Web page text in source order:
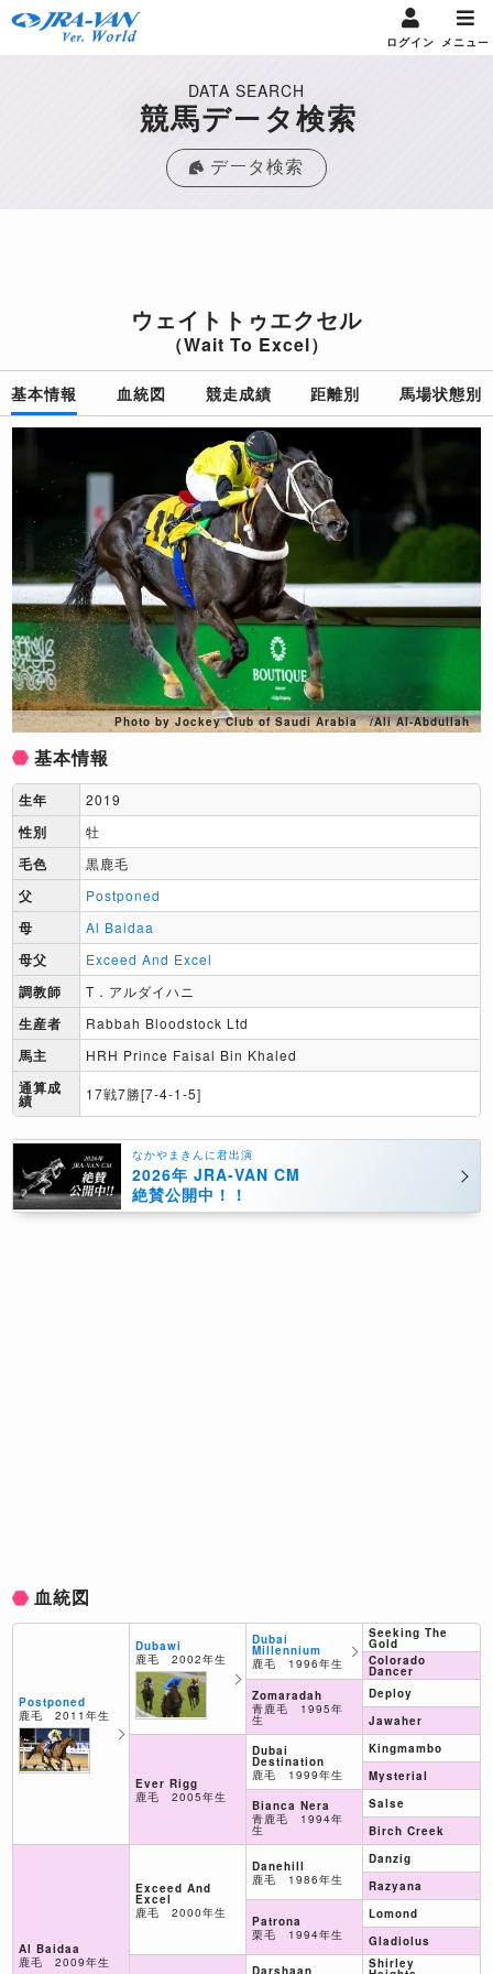
ログイン メニュー
DATA SEARCH
競馬データ検索
データ検索
ウェイトトゥエクセル
（Wait To Excel）
基本情報 血統図 競走成績 距離別 馬場状態別
Photo by Jockey Club of Saudi Arabia /Ali Al-Abdullah
基本情報
生年 2019
性別 牡
毛色 黒鹿毛
父 Postponed
母 Al Baidaa
母父 Exceed And Excel
調教師 T．アルダイハニ
生産者 Rabbah Bloodstock Ltd
馬主 HRH Prince Faisal Bin Khaled
通算成
績 17戦7勝[7-4-1-5]
なかやまきんに君出演
2026年 JRA-VAN CM
絶賛公開中！！
血統図
Postponed
鹿毛 2011年生
Al Baidaa
鹿毛 2009年生
Dubawi
鹿毛 2002年生
Ever Rigg
鹿毛 2005年生
Exceed And
Excel
鹿毛 2000年生
Dubai
Millennium
鹿毛 1996年生
Zomaradah
青鹿毛 1995年
生
Dubai
Destination
鹿毛 1999年生
Bianca Nera
青鹿毛 1994年
生
Danehill
鹿毛 1986年生
Patrona
栗毛 1994年生
Darshaan
Seeking The
Gold
Colorado
Dancer
Deploy
Jawaher
Kingmambo
Mysterial
Salse
Birch Creek
Danzig
Razyana
Lomond
Gladiolus
Shirley